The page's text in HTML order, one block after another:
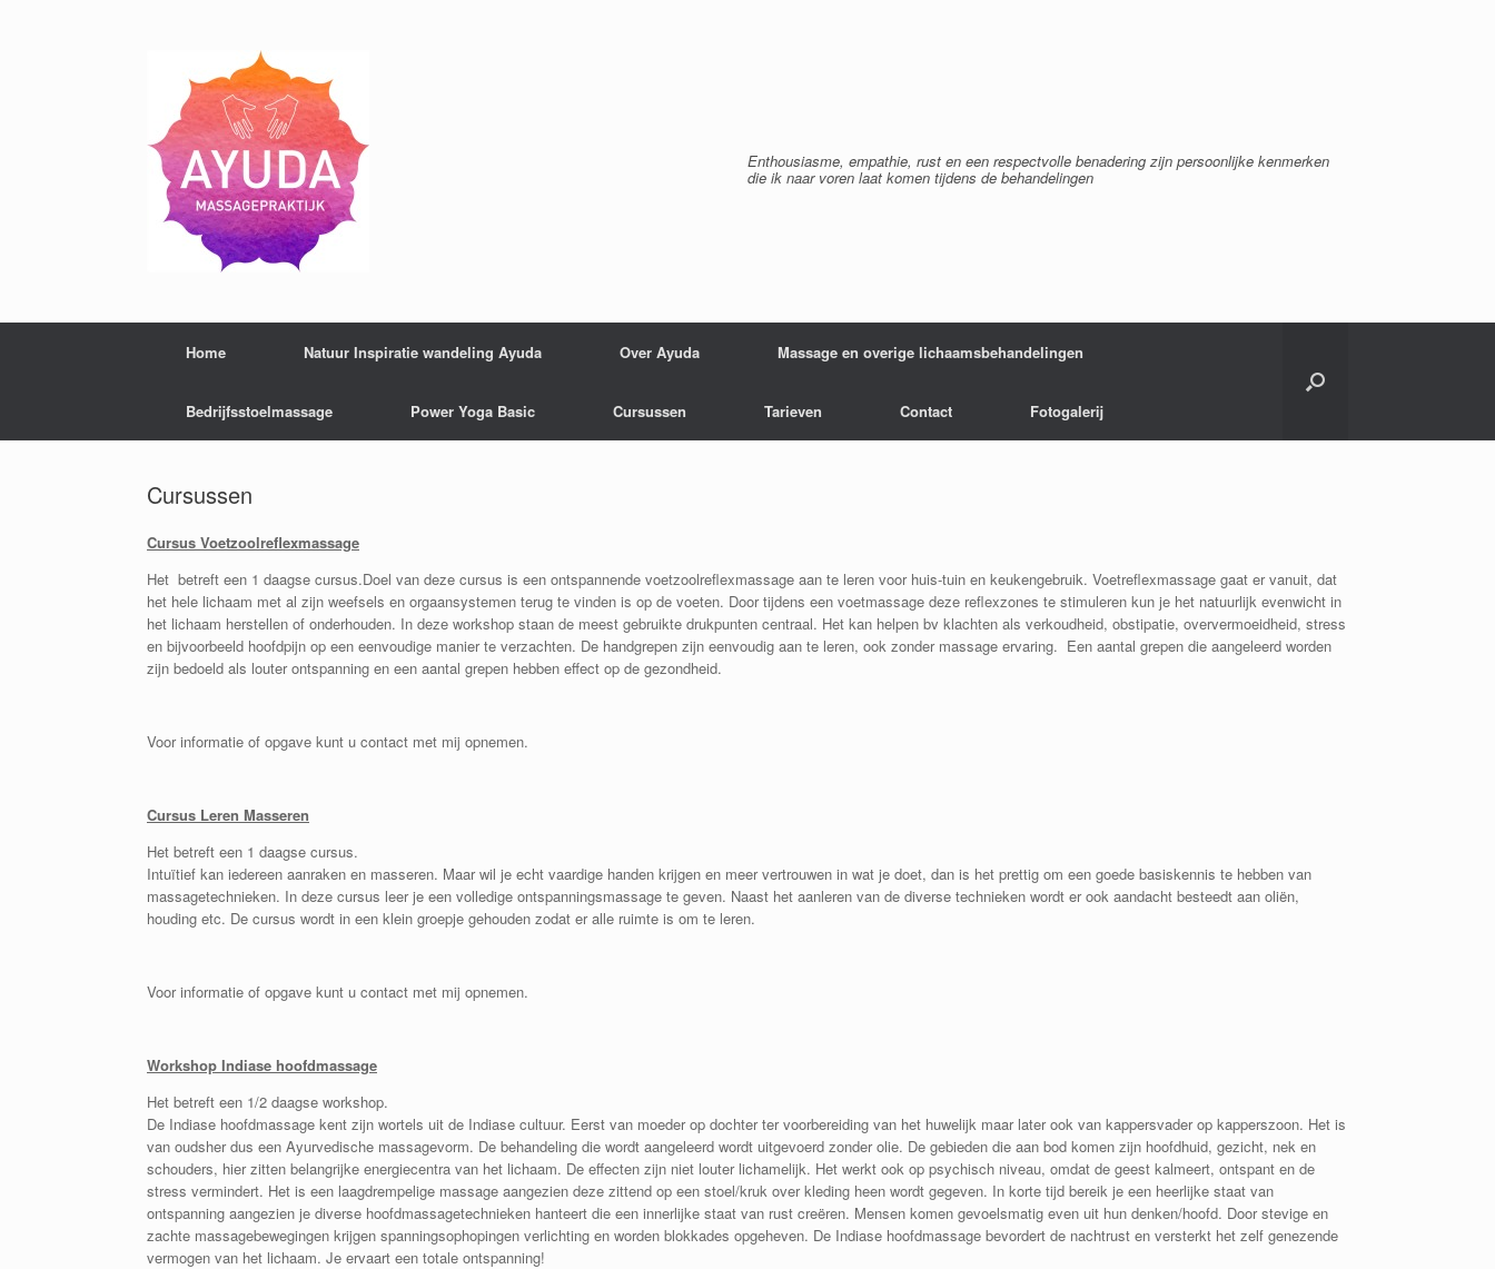
Enthousiasme, empathie, rust en een respectvolle benadering zijn persoonlijke kenmerken
die ik naar voren laat komen tijdens de behandelingen
Home Natuur Inspiratie wandeling Ayuda Over Ayuda Massage en overige lichaamsbehandelingen
Bedrijfsstoelmassage Power Yoga Basic Cursussen Tarieven Contact Fotogalerij
Cursussen
Cursus Voetzoolreflexmassage
Het betreft een 1 daagse cursus.Doel van deze cursus is een ontspannende voetzoolreflexmassage aan te leren voor huis-tuin en keukengebruik. Voetreflexmassage gaat er vanuit, dat
het hele lichaam met al zijn weefsels en orgaansystemen terug te vinden is op de voeten. Door tijdens een voetmassage deze reflexzones te stimuleren kun je het natuurlijk evenwicht in
het lichaam herstellen of onderhouden. In deze workshop staan de meest gebruikte drukpunten centraal. Het kan helpen bv klachten als verkoudheid, obstipatie, oververmoeidheid, stress
en bijvoorbeeld hoofdpijn op een eenvoudige manier te verzachten. De handgrepen zijn eenvoudig aan te leren, ook zonder massage ervaring. Een aantal grepen die aangeleerd worden
zijn bedoeld als louter ontspanning en een aantal grepen hebben effect op de gezondheid.
Voor informatie of opgave kunt u contact met mij opnemen.
Cursus Leren Masseren
Het betreft een 1 daagse cursus.
Intuïtief kan iedereen aanraken en masseren. Maar wil je echt vaardige handen krijgen en meer vertrouwen in wat je doet, dan is het prettig om een goede basiskennis te hebben van
massagetechnieken. In deze cursus leer je een volledige ontspanningsmassage te geven. Naast het aanleren van de diverse technieken wordt er ook aandacht besteedt aan oliën,
houding etc. De cursus wordt in een klein groepje gehouden zodat er alle ruimte is om te leren.
Voor informatie of opgave kunt u contact met mij opnemen.
Workshop Indiase hoofdmassage
Het betreft een 1/2 daagse workshop.
De Indiase hoofdmassage kent zijn wortels uit de Indiase cultuur. Eerst van moeder op dochter ter voorbereiding van het huwelijk maar later ook van kappersvader op kapperszoon. Het is
van oudsher dus een Ayurvedische massagevorm. De behandeling die wordt aangeleerd wordt uitgevoerd zonder olie. De gebieden die aan bod komen zijn hoofdhuid, gezicht, nek en
schouders, hier zitten belangrijke energiecentra van het lichaam. De effecten zijn niet louter lichamelijk. Het werkt ook op psychisch niveau, omdat de geest kalmeert, ontspant en de
stress vermindert. Het is een laagdrempelige massage aangezien deze zittend op een stoel/kruk over kleding heen wordt gegeven. In korte tijd bereik je een heerlijke staat van
ontspanning aangezien je diverse hoofdmassagetechnieken hanteert die een innerlijke staat van rust creëren. Mensen komen gevoelsmatig even uit hun denken/hoofd. Door stevige en
zachte massagebewegingen krijgen spanningsophopingen verlichting en worden blokkades opgeheven. De Indiase hoofdmassage bevordert de nachtrust en versterkt het zelf genezende
vermogen van het lichaam. Je ervaart een totale ontspanning!